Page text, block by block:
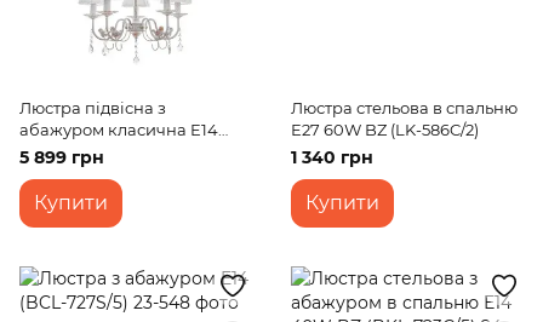
Люстра підвісна з
абажуром класична E14
40W WH (BKL-660S/5)
5 899 грн
Купити
Люстра стельова в спальню
E27 60W BZ (LK-586C/2)
1 340 грн
Купити